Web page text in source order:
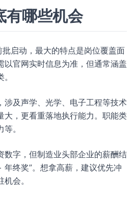
有哪些机会
批启动，最大的特点是岗位覆盖面
以官网实时信息为准，但通常涵盖
涉及声学、光学、电子工程等技术
大，更看重落地执行能力。职能类
。
数字，但制造业头部企业的薪酬结
终奖”。想拿高薪，建议优先冲
会。